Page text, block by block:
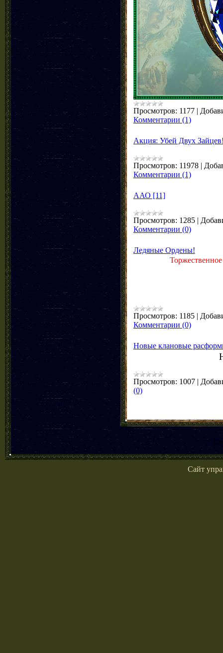
Просмотров: 1177 |
Комментарии (1)
Акция: Убей Двух
Просмотров: 11978 |
Комментарии (1)
ААО [11]
Просмотров: 1285 |
Комментарии (0)
Ледяные Ордены!
Просмотров: 1185 |
Комментарии (0)
Новые клановые
Просмотров: 1007 |
(0)
Сайт